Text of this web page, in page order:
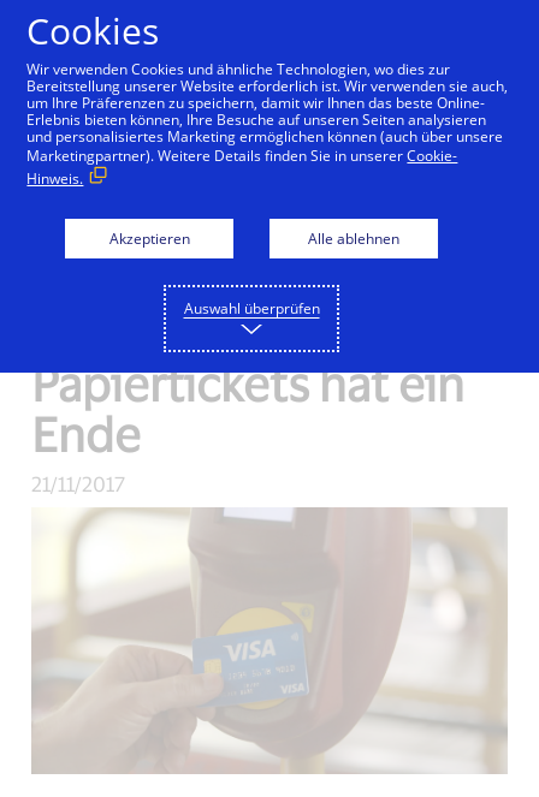
Newsroom
Visa gestaltet das
Bezahlerlebnis im ÖV
neu – Die Suche nach
Bargeld und
Papiertickets hat ein
Ende
21/11/2017
Cookies
Wir verwenden Cookies und ähnliche Technologien, wo dies zur
Bereitstellung unserer Website erforderlich ist. Wir verwenden sie auch,
um Ihre Präferenzen zu speichern, damit wir Ihnen das beste Online-
Erlebnis bieten können, Ihre Besuche auf unseren Seiten analysieren
und personalisiertes Marketing ermöglichen können (auch über unsere
Marketingpartner). Weitere Details finden Sie in unsererCookie-
Hinweis.
Akzeptieren Alle ablehnen
Auswahl überprüfen